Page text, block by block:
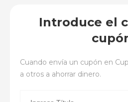
Introduce el
Cuando envía un cupón en
a otros a ahorrar dinero.